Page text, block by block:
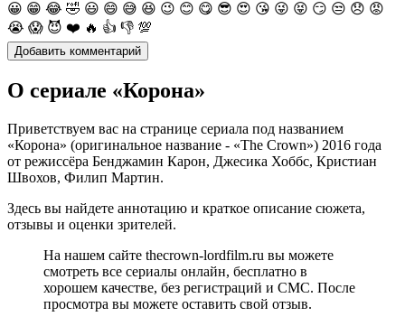
😀 😁 😂 🤣 😃 😄 😅 😆 😉 😊 😋 😎 😍 😘 😜 😝 😏 😒 😞 😡
😭 😱 😈 ❤️ 🔥 👍 👎 💯
О сериале «Корона»
Приветствуем вас на странице сериала под названием
«Корона» (оригинальное название - «The Crown») 2016 года
от режиссёра Бенджамин Карон, Джесика Хоббс, Кристиан
Швохов, Филип Мартин.
Здесь вы найдете аннотацию и краткое описание сюжета,
отзывы и оценки зрителей.
На нашем сайте thecrown-lordfilm.ru вы можете
смотреть все сериалы онлайн, бесплатно в
хорошем качестве, без регистраций и СМС. После
просмотра вы можете оставить свой отзыв.